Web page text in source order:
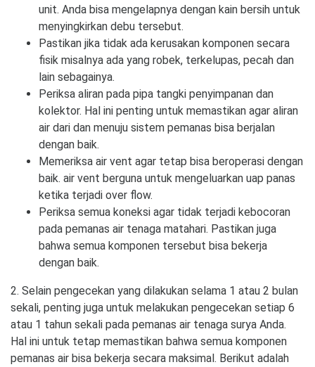
unit. Anda bisa mengelapnya dengan kain bersih untuk
menyingkirkan debu tersebut.
Pastikan jika tidak ada kerusakan komponen secara
fisik misalnya ada yang robek, terkelupas, pecah dan
lain sebagainya.
Periksa aliran pada pipa tangki penyimpanan dan
kolektor. Hal ini penting untuk memastikan agar aliran
air dari dan menuju sistem pemanas bisa berjalan
dengan baik.
Memeriksa air vent agar tetap bisa beroperasi dengan
baik. air vent berguna untuk mengeluarkan uap panas
ketika terjadi over flow.
Periksa semua koneksi agar tidak terjadi kebocoran
pada pemanas air tenaga matahari. Pastikan juga
bahwa semua komponen tersebut bisa bekerja
dengan baik.
2. Selain pengecekan yang dilakukan selama 1 atau 2 bulan
sekali, penting juga untuk melakukan pengecekan setiap 6
atau 1 tahun sekali pada pemanas air tenaga surya Anda.
Hal ini untuk tetap memastikan bahwa semua komponen
pemanas air bisa bekerja secara maksimal. Berikut adalah